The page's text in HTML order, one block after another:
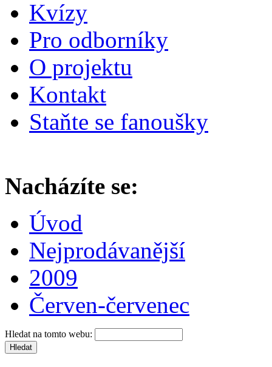
Kvízy
Pro odborníky
O projektu
Kontakt
Staňte se fanoušky
Nacházíte se:
Úvod
Nejprodávanější
2009
Červen-červenec
Hledat na tomto webu: